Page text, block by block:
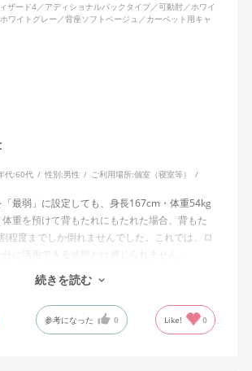
ザード4／アディショナルバックタイプ／可動肘／ホワイ
ワイトグレー／背座ソフトベージュ／カーペット用キャ
代:60代 性別:男性 ご利用場所:個室（寝室等）
「最弱」に設定しても、身長167cm・体重54kg
重を預けて背もたれにもたれた場合、背もた
程度までしか倒れませんでした。これでは、ロ
分に活用できる状態とは感じられません。
年間、同シリーズのWizard2を使用していま
ッキング強度調整機能が備わっており、最弱に
常どおり体重を預けることで背もたれは可動
続きを読む
参考になった 0 Like! 0